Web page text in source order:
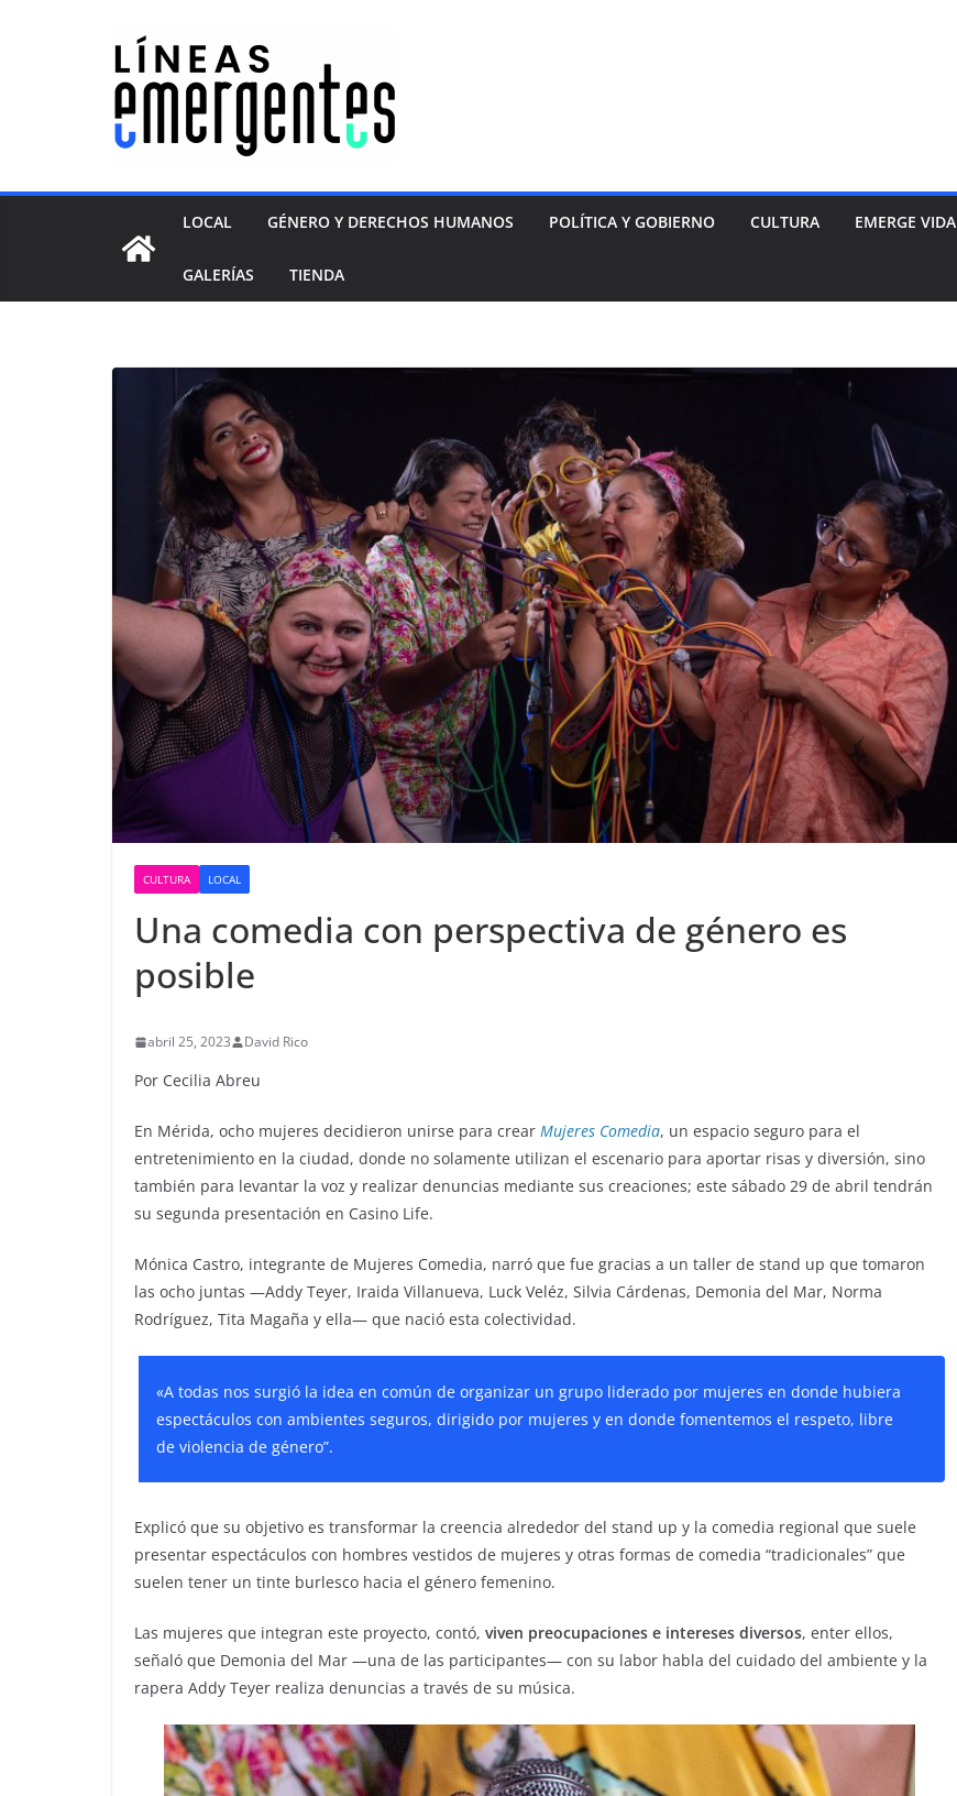
LOCAL GÉNERO Y DERECHOS HUMANOS POLÍTICA Y GOBIERNO CULTURA EMERGE VIDA
GALERÍAS TIENDA
CULTURA LOCAL
Una comedia con perspectiva de género es
posible
abril 25, 2023 David Rico
Por Cecilia Abreu
En Mérida, ocho mujeres decidieron unirse para crear Mujeres Comedia, un espacio seguro para el
entretenimiento en la ciudad, donde no solamente utilizan el escenario para aportar risas y diversión, sino
también para levantar la voz y realizar denuncias mediante sus creaciones; este sábado 29 de abril tendrán
su segunda presentación en Casino Life.
Mónica Castro, integrante de Mujeres Comedia, narró que fue gracias a un taller de stand up que tomaron
las ocho juntas —Addy Teyer, Iraida Villanueva, Luck Veléz, Silvia Cárdenas, Demonia del Mar, Norma
Rodríguez, Tita Magaña y ella— que nació esta colectividad.
«A todas nos surgió la idea en común de organizar un grupo liderado por mujeres en donde hubiera
espectáculos con ambientes seguros, dirigido por mujeres y en donde fomentemos el respeto, libre
de violencia de género”.
Explicó que su objetivo es transformar la creencia alrededor del stand up y la comedia regional que suele
presentar espectáculos con hombres vestidos de mujeres y otras formas de comedia “tradicionales” que
suelen tener un tinte burlesco hacia el género femenino.
Las mujeres que integran este proyecto, contó, viven preocupaciones e intereses diversos, enter ellos,
señaló que Demonia del Mar —una de las participantes— con su labor habla del cuidado del ambiente y la
rapera Addy Teyer realiza denuncias a través de su música.